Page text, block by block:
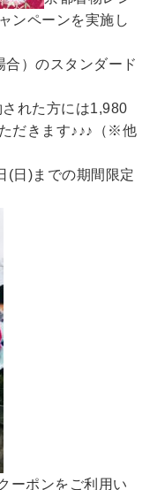
ンペーンを実施し
）のスタンダード
れた方には1,980
だきます♪♪♪（※他
(日)までの期間限定
ーポンをご利用い